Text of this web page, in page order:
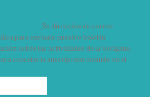
Su dirección de correo
para enviarle nuestro boletín
sobre las actividades de la Vorágine.
cancelar la suscripción incluido en el